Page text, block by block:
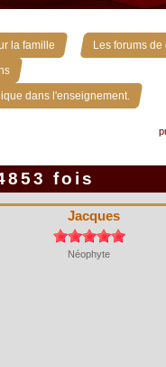
la famille » Les forums
»
dans l'enseignement.
fois
Jacques
Néophyte